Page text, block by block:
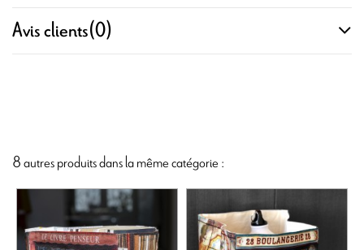
Avis clients(0)
8 autres produits dans la même catégorie :